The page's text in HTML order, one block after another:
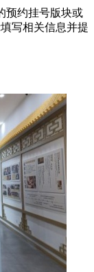
预约挂号版块或
写相关信息并提